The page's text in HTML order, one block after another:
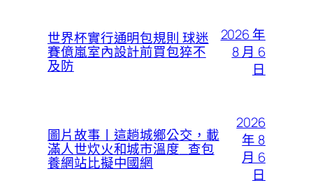
世界杯實行通明包規則 球迷
賽億嵐室內設計前買包猝不
及防
2026 年
8 月 6
日
圖片故事丨這趟城鄉公交，載
滿人世炊火和城市溫度_查包
養網站比擬中國網
2026
年 8
月 6
日